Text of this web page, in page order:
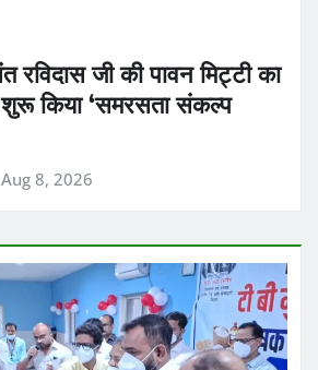
रविदास जी की पावन मिट्टी का
किया ‘समरसता संकल्प
Aug 8, 2026